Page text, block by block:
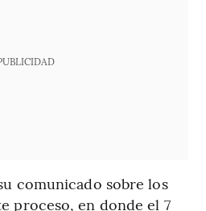
comunicado sobre los
proceso, en donde el 7